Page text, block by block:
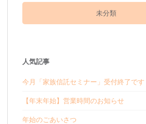
未分類
人気記事
今月「家族信託セミナー」受付終了です
【年末年始】営業時間のお知らせ
年始のごあいさつ